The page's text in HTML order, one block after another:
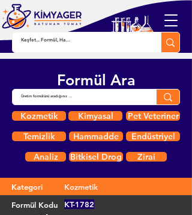
Formül Ara
Kozmetik Kimyasal
Pet Veteriner
Temizlik
Hammadde
Endüstriyel
Analiz
Bitkisel Drog Zirai
Kategori
Kozmetik
Formül Kodu
KT-1782